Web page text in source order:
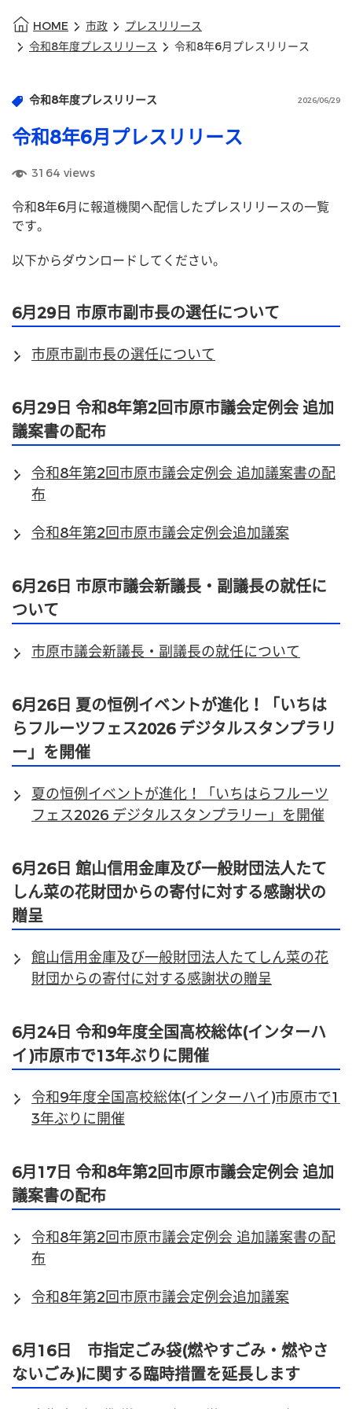
HOME 市政
プレスリリース
令和8年度プレスリリース
令和8年6月プレスリリース
令和8年度プレスリリース 2026/06/29
令和8年6月プレスリリース
3164 views
令和8年6月に報道機関へ配信したプレスリリースの一覧
です。
以下からダウンロードしてください。
6月29日 市原市副市長の選任について
市原市副市長の選任について
6月29日 令和8年第2回市原市議会定例会 追加
議案書の配布
令和8年第2回市原市議会定例会 追加議案書の配
布
令和8年第2回市原市議会定例会追加議案
6月26日 市原市議会新議長・副議長の就任に
ついて
市原市議会新議長・副議長の就任について
6月26日 夏の恒例イベントが進化！「いちは
らフルーツフェス2026 デジタルスタンプラリ
ー」を開催
夏の恒例イベントが進化！「いちはらフルーツ
フェス2026 デジタルスタンプラリー」を開催
6月26日 館山信用金庫及び一般財団法人たて
しん菜の花財団からの寄付に対する感謝状の
贈呈
館山信用金庫及び一般財団法人たてしん菜の花
財団からの寄付に対する感謝状の贈呈
6月24日 令和9年度全国高校総体(インターハ
イ)市原市で13年ぶりに開催
令和9年度全国高校総体(インターハイ)市原市で1
3年ぶりに開催
6月17日 令和8年第2回市原市議会定例会 追加
議案書の配布
令和8年第2回市原市議会定例会 追加議案書の配
布
令和8年第2回市原市議会定例会追加議案
6月16日 市指定ごみ袋(燃やすごみ・燃やさ
ないごみ)に関する臨時措置を延長します